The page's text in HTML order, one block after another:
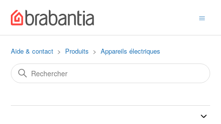
Aide & contact Produits Appareils électriques